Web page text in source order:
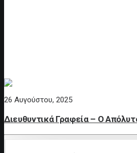
26 Αυγούστου, 2025
Διευθυντικά Γραφεία – Ο